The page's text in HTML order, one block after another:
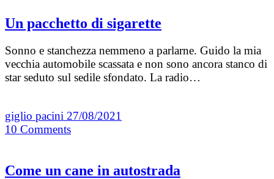
Un pacchetto di sigarette
Sonno e stanchezza nemmeno a parlarne. Guido la mia
vecchia automobile scassata e non sono ancora stanco di
star seduto sul sedile sfondato. La radio…
giglio pacini 27/08/2021
10 Comments
Come un cane in autostrada